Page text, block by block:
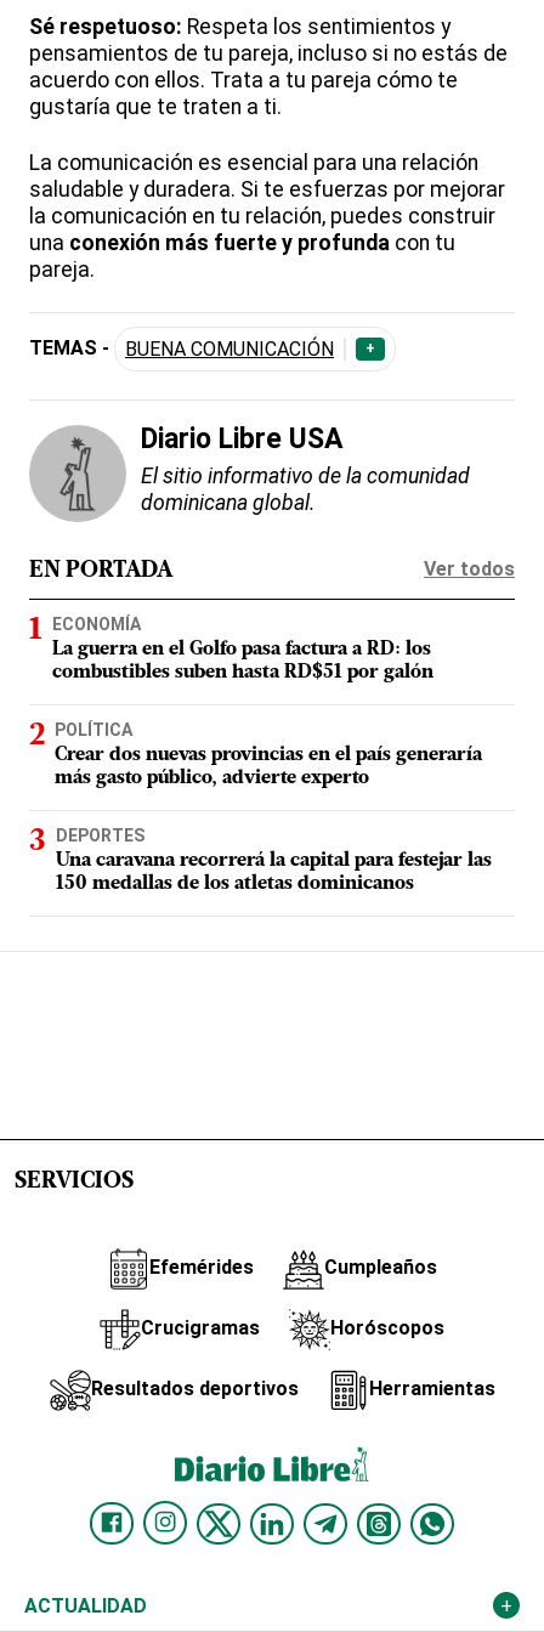
Sé respetuoso: Respeta los sentimientos y
pensamientos de tu pareja, incluso si no estás de
acuerdo con ellos. Trata a tu pareja cómo te
gustaría que te traten a ti.
La comunicación es esencial para una relación
saludable y duradera. Si te esfuerzas por mejorar
la comunicación en tu relación, puedes construir
una conexión más fuerte y profunda con tu
pareja.
TEMAS - BUENA COMUNICACIÓN +
Diario Libre USA
El sitio informativo de la comunidad
dominicana global.
EN PORTADA Ver todos
ECONOMÍA
La guerra en el Golfo pasa factura a RD: los
combustibles suben hasta RD$51 por galón
POLÍTICA
Crear dos nuevas provincias en el país generaría
más gasto público, advierte experto
DEPORTES
Una caravana recorrerá la capital para festejar las
150 medallas de los atletas dominicanos
SERVICIOS
Efemérides Cumpleaños
Crucigramas Horóscopos
Resultados deportivos Herramientas
ACTUALIDAD